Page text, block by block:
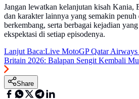
Jangan lewatkan kelanjutan kisah Kania,
dan karakter lainnya yang semakin penuh
berkembang, serta berbagai kejadian
ekspektasi di setiap episodenya.
Lanjut Baca:Live MotoGP Qatar
Britain 2026: Balapan Sengit Kembali
Share